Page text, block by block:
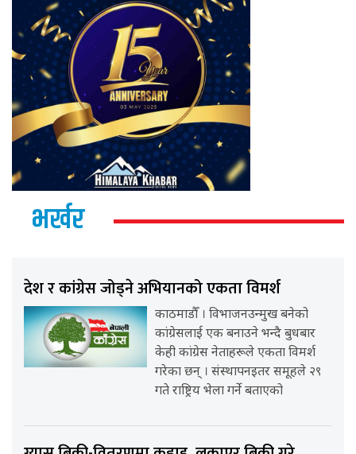
भर्खर
देश र कांग्रेस जोड्ने अभियानको एकता विमर्श
काठमाडौँ । विभाजनउन्मुख बनेको
कांग्रेसलाई एक बनाउने भन्दै बुधबार
केही कांग्रेस नेताहरूले एकता विमर्श
गरेका छन् । संस्थापनइतर समूहले २९
गते राष्ट्रिय भेला गर्ने बताएको